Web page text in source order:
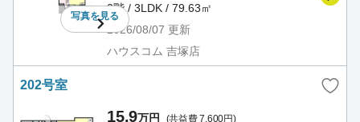
写真を見る
2階 / 3LDK / 79.63㎡
2026/08/07 更新
ハウスコム 吉塚店
202号室
15.9万円 (共益費 7,600円)